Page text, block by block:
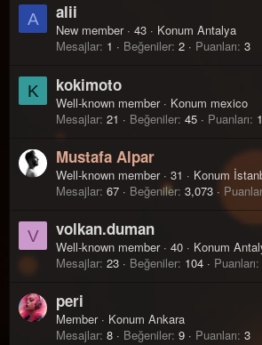
A alii
New member · 43 · Konum Antalya
Mesajlar 1 Beğeniler 2 Puanları 3
K kokimoto
Well-known member · Konum mexico
Mesajlar 21 Beğeniler 45 Puanları
Mustafa Alpar
Well-known member · 31 · Konum
Mesajlar 67 Beğeniler 3,073
V volkan.duman
Well-known member · 40 · Konum
Mesajlar 23 Beğeniler 104 Puanları
peri
Member · Konum Ankara
Mesajlar 8 Beğeniler 9 Puanları 3